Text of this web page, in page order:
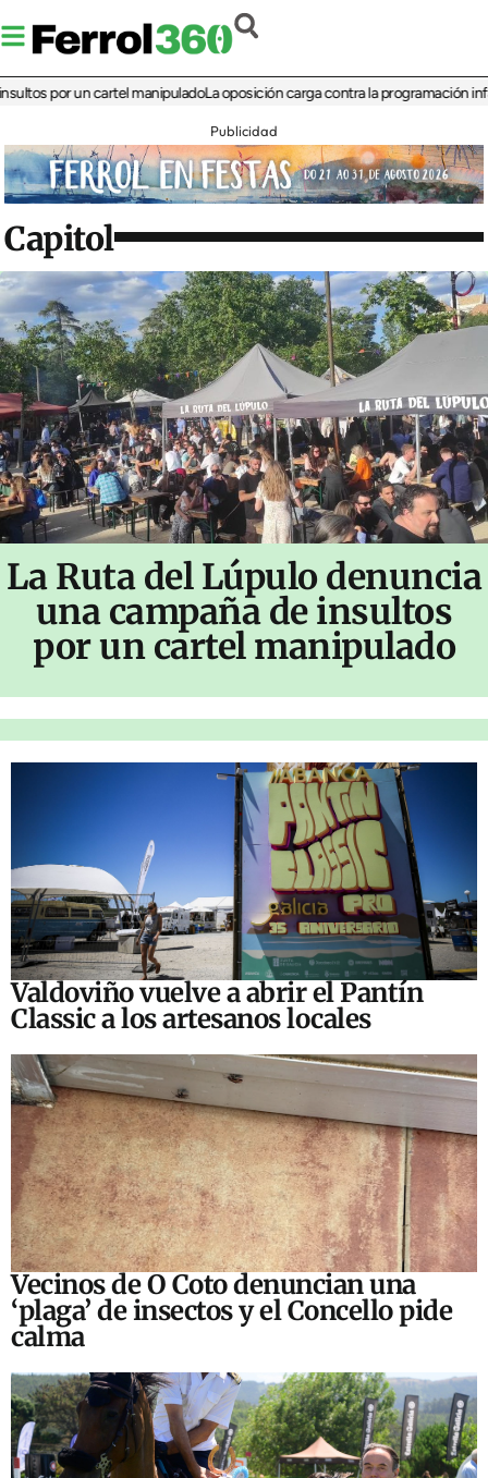
por un cartel manipuladoLa oposición carga contra la programación infantil
Publicidad
Capitol
La Ruta del Lúpulo denuncia
una campaña de insultos
por un cartel manipulado
Valdoviño vuelve a abrir el Pantín
Classic a los artesanos locales
Vecinos de O Coto denuncian una
‘plaga’ de insectos y el Concello pide
calma